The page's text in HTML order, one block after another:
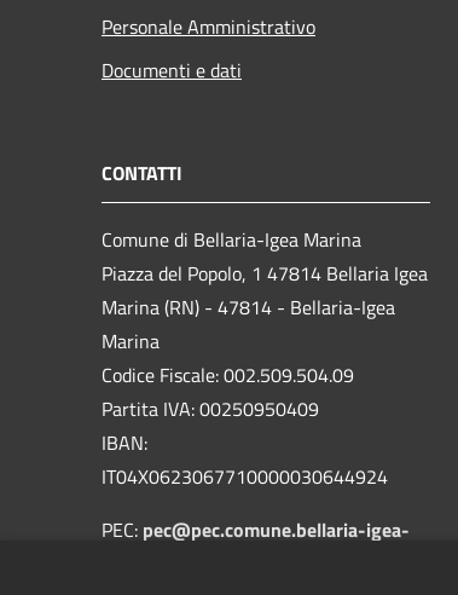
Personale Amministrativo
Documenti e dati
CONTATTI
Comune di Bellaria-Igea Marina
Piazza del Popolo, 1 47814 Bellaria Igea
Marina (RN) - 47814 - Bellaria-Igea
Marina
Codice Fiscale: 002.509.504.09
Partita IVA: 00250950409
IBAN:
IT04X0623067710000030644924
PEC: pec@pec.comune.bellaria-igea-